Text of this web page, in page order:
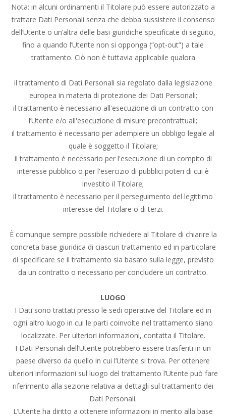
Nota: in alcuni ordinamenti il Titolare può essere autorizzato a
trattare Dati Personali senza che debba sussistere il consenso
dell’Utente o un’altra delle basi giuridiche specificate di seguito,
fino a quando l’Utente non si opponga (“opt-out”) a tale
trattamento. Ciò non è tuttavia applicabile qualora
il trattamento di Dati Personali sia regolato dalla legislazione
europea in materia di protezione dei Dati Personali;
il trattamento è necessario all'esecuzione di un contratto con
l’Utente e/o all'esecuzione di misure precontrattuali;
il trattamento è necessario per adempiere un obbligo legale al
quale è soggetto il Titolare;
il trattamento è necessario per l'esecuzione di un compito di
interesse pubblico o per l'esercizio di pubblici poteri di cui è
investito il Titolare;
il trattamento è necessario per il perseguimento del legittimo
interesse del Titolare o di terzi.
È comunque sempre possibile richiedere al Titolare di chiarire la
concreta base giuridica di ciascun trattamento ed in particolare
di specificare se il trattamento sia basato sulla legge, previsto
da un contratto o necessario per concludere un contratto.
LUOGO
I Dati sono trattati presso le sedi operative del Titolare ed in
ogni altro luogo in cui le parti coinvolte nel trattamento siano
localizzate. Per ulteriori informazioni, contatta il Titolare.
I Dati Personali dell’Utente potrebbero essere trasferiti in un
paese diverso da quello in cui l’Utente si trova. Per ottenere
ulteriori informazioni sul luogo del trattamento l’Utente può fare
riferimento alla sezione relativa ai dettagli sul trattamento dei
Dati Personali.
L’Utente ha diritto a ottenere informazioni in merito alla base